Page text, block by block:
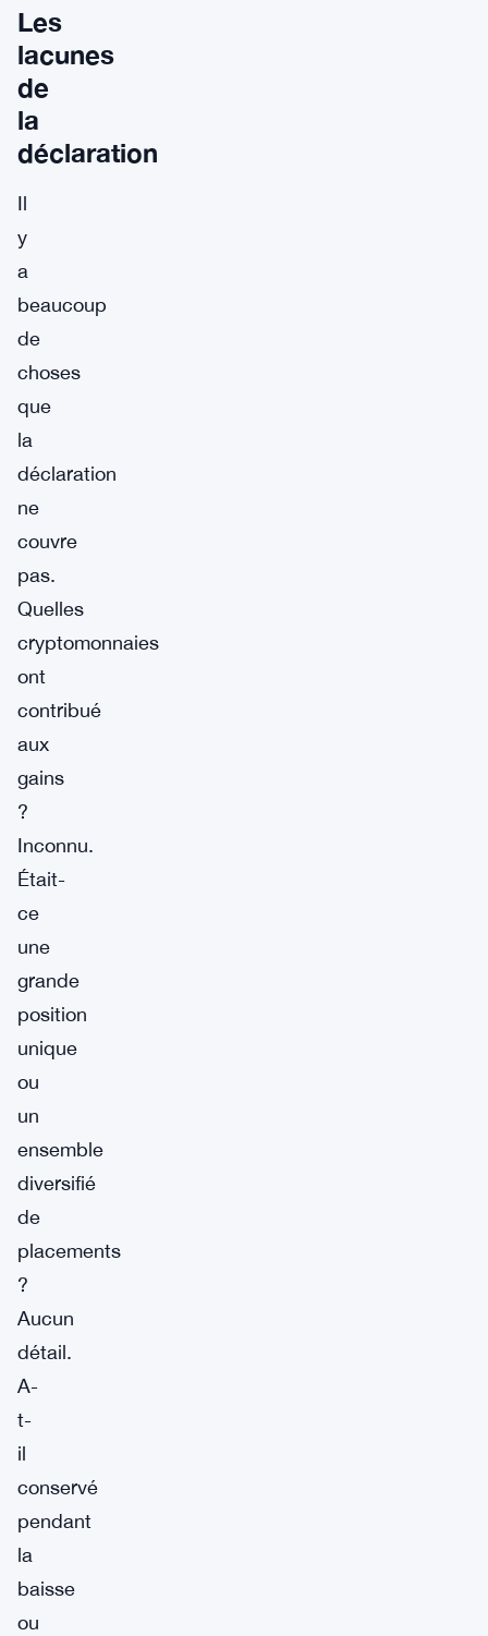
Les
lacunes
de
la
déclaration
Il
y
a
beaucoup
de
choses
que
la
déclaration
ne
couvre
pas.
Quelles
cryptomonnaies
ont
contribué
aux
gains
?
Inconnu.
Était-
ce
une
grande
position
unique
ou
un
ensemble
diversifié
de
placements
?
Aucun
détail.
A-
t-
il
conservé
pendant
la
baisse
ou